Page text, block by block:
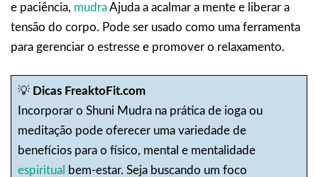
e paciência, mudraAjuda a acalmar a mente e liberar a
tensão do corpo. Pode ser usado como uma ferramenta
para gerenciar o estresse e promover o relaxamento.
💡 Dicas FreaktoFit.com
Incorporar o Shuni Mudra na prática de ioga ou
meditação pode oferecer uma variedade de
benefícios para o físico, mental e mentalidade
espiritual bem-estar. Seja buscando um foco